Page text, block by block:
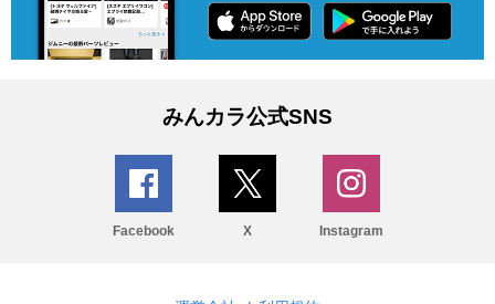
みんカラ公式SNS
Facebook X Instagram